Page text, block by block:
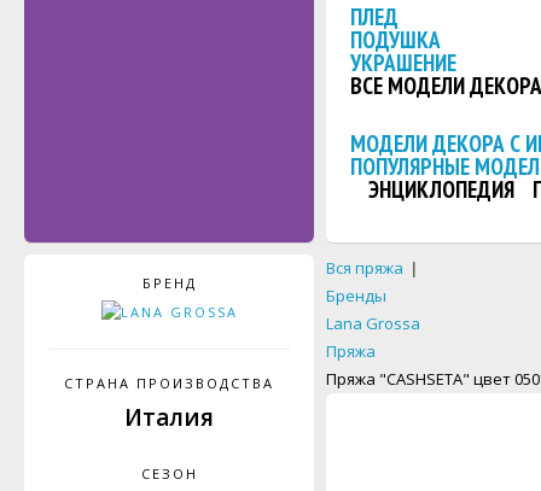
ПЛЕД
ПОДУШКА
УКРАШЕНИЕ
ВСЕ МОДЕЛИ ДЕКОРА
МОДЕЛИ ДЕКОРА С
ПОПУЛЯРНЫЕ
ЭНЦИКЛОПЕДИЯ
БРЕНД
СТРАНА ПРОИЗВОДСТВА
Италия
СЕЗОН
Вся пряжа |
Бренды
Lana Grossa
Пряжа
Пряжа "CASHSETA" цвет